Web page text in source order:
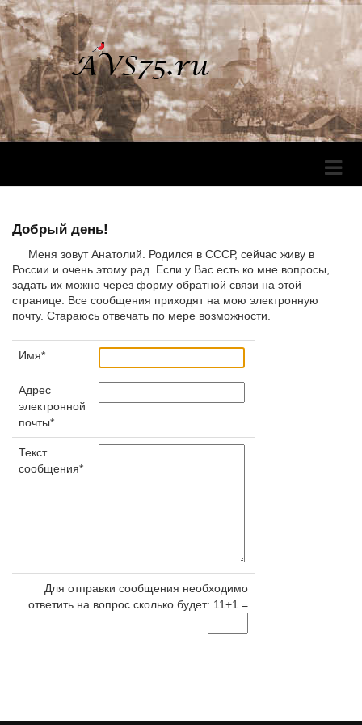
Добрый день!
Меня зовут Анатолий. Родился в СССР, сейчас живу в
России и очень этому рад. Если у Вас есть ко мне вопросы,
задать их можно через форму обратной связи на этой
странице. Все сообщения приходят на мою электронную
почту. Стараюсь отвечать по мере возможности.
Имя*
Адрес
электронной
почты*
Текст
сообщения*
Для отправки сообщения необходимо
ответить на вопрос сколько будет: 11+1 =